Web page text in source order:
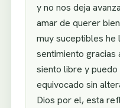
y no nos deja
amar de querer
muy suceptibles
sentimiento gracias
siento libre y
equivocado sin
Dios por el, esta